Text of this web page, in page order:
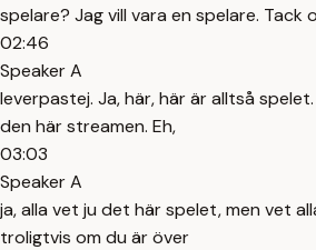
spelare? Jag vill vara en spelare. Tack
02:46
Speaker A
leverpastej. Ja, här, här är alltså
den här streamen. Eh,
03:03
Speaker A
ja, alla vet ju det här spelet, men vet
troligtvis om du är över